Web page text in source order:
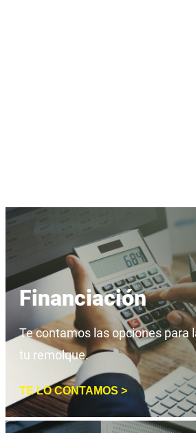
Financiación
Te contamos las opciones para
tu remolque.
TE LO CONTAMOS >